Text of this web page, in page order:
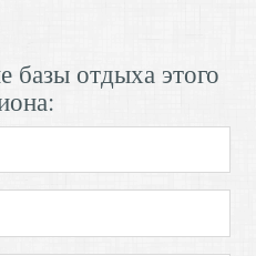
базы отдыха этого